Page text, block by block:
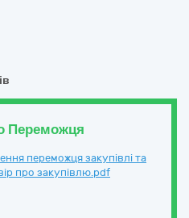
Переможця
переможця закупівлі та
про закупівлю.pdf